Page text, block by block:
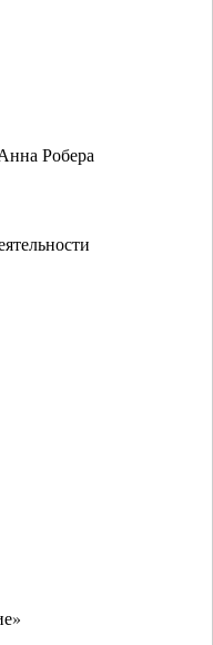
Робера